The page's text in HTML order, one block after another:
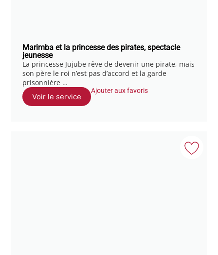
Marimba et la princesse des pirates, spectacle
jeunesse
La princesse Jujube rêve de devenir une pirate, mais
son père le roi n’est pas d’accord et la garde
prisonnière …
Voir le service
Ajouter aux favoris